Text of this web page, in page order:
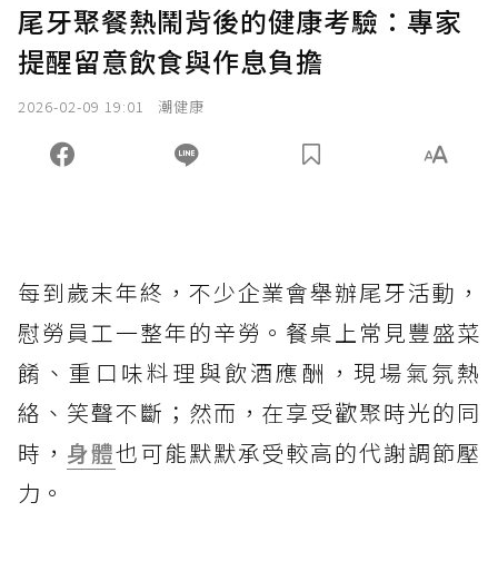
尾牙聚餐熱鬧背後的健康考驗：專家
提醒留意飲食與作息負擔
2026-02-09 19:01 潮健康
每到歲末年終，不少企業會舉辦尾牙活動，
慰勞員工一整年的辛勞。餐桌上常見豐盛菜
餚、重口味料理與飲酒應酬，現場氣氛熱
絡、笑聲不斷；然而，在享受歡聚時光的同
時， 身體也可能默默承受較高的代謝調節壓
力。